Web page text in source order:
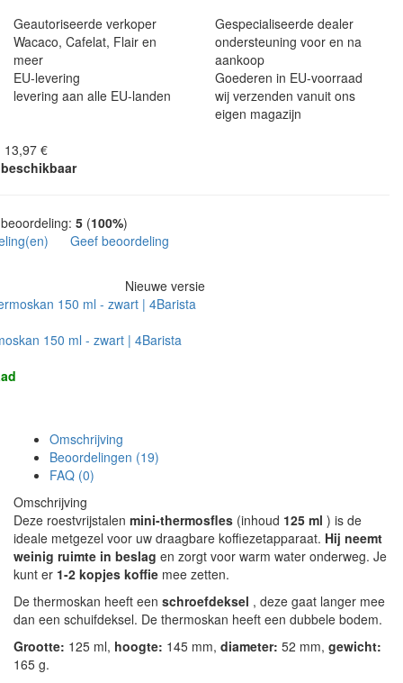
Geautoriseerde verkoper
Wacaco, Cafelat, Flair en
meer
Gespecialiseerde dealer
ondersteuning voor en na
aankoop
EU-levering
levering aan alle EU-landen
Goederen in EU-voorraad
wij verzenden vanuit ons
eigen magazijn
13,97 €
5 (100%)
Geef beoordeling
Nieuwe versie
150 ml - zwart | 4Barista
Omschrijving
Beoordelingen (19)
FAQ (0)
Omschrijving
Deze roestvrijstalen mini-thermosfles (inhoud 125 ml ) is de
ideale metgezel voor uw draagbare koffiezetapparaat. Hij neemt
weinig ruimte in beslag en zorgt voor warm water onderweg. Je
kunt er 1-2 kopjes koffie mee zetten.
De thermoskan heeft een schroefdeksel , deze gaat langer mee
dan een schuifdeksel. De thermoskan heeft een dubbele bodem.
Grootte: 125 ml, hoogte: 145 mm, diameter: 52 mm, gewicht:
165 g.